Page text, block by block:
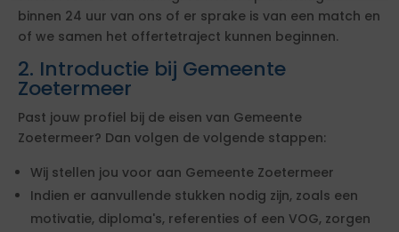
binnen 24 uur van ons of er sprake is van een match en
of we samen het offertetraject kunnen beginnen.
2. Introductie bij Gemeente
Zoetermeer
Past jouw profiel bij de eisen van Gemeente
Zoetermeer? Dan volgen de volgende stappen:
Wij stellen jou voor aan Gemeente Zoetermeer
Indien er aanvullende stukken nodig zijn, zoals een
motivatie, diploma's, referenties of een VOG, zorgen